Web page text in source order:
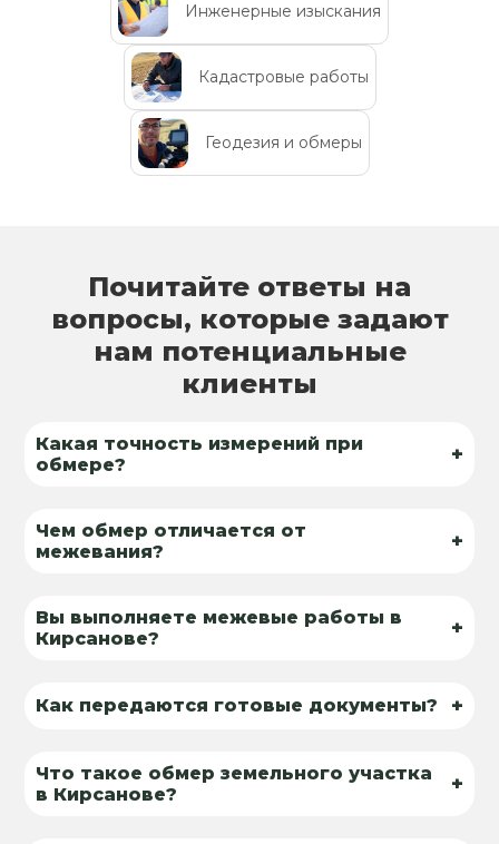
Инженерные изыскания
Кадастровые работы
Геодезия и обмеры
Почитайте ответы на
вопросы, которые задают
нам потенциальные
клиенты
Какая точность измерений при
обмере?
+
Чем обмер отличается от
межевания?
+
Вы выполняете межевые работы в
Кирсанове?
+
Как передаются готовые документы? +
Что такое обмер земельного участка
в Кирсанове?
+